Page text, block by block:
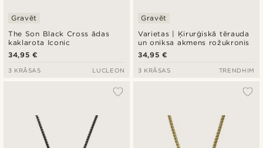
The Son Black Cross ādas
kaklarota Iconic
Gravēt
34,95 €
3 KRĀSAS LUCLEON
Varietas | Ķirurģiskā tērauda
un oniksa akmens rožukronis
Gravēt
34,95 €
3 KRĀSAS TRENDHIM